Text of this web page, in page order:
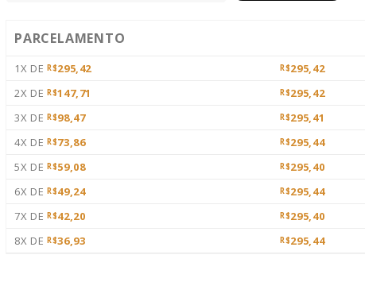
PARCELAMENTO
1X DE R$295,42 R$295,42
2X DE R$147,71 R$295,42
3X DE R$98,47 R$295,41
4X DE R$73,86 R$295,44
5X DE R$59,08 R$295,40
6X DE R$49,24 R$295,44
7X DE R$42,20 R$295,40
8X DE R$36,93 R$295,44